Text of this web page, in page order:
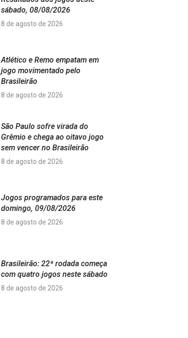
sábado, 08/08/2026
8 de agosto de 2026
Atlético e Remo empatam em
jogo movimentado pelo
Brasileirão
8 de agosto de 2026
São Paulo sofre virada do
Grêmio e chega ao oitavo jogo
sem vencer no Brasileirão
8 de agosto de 2026
Jogos programados para este
domingo, 09/08/2026
8 de agosto de 2026
Brasileirão: 22ª rodada começa
com quatro jogos neste sábado
8 de agosto de 2026